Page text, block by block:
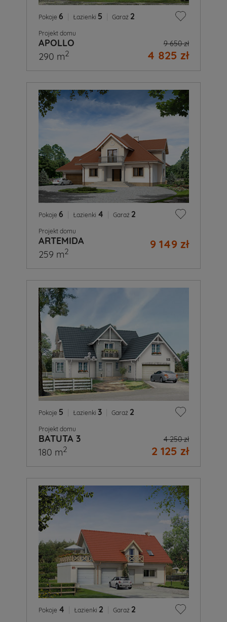
Pokoje 6 Łazienki 5 Garaż 2
Projekt domu
APOLLO 9 650 zł
4 825 zł
290 m2
Pokoje 6 Łazienki 4 Garaż 2
Projekt domu
ARTEMIDA 9 149 zł
259 m2
Pokoje 5 Łazienki 3 Garaż 2
Projekt domu
BATUTA 3 4 250 zł
2 125 zł
180 m2
Pokoje 4 Łazienki 2 Garaż 2